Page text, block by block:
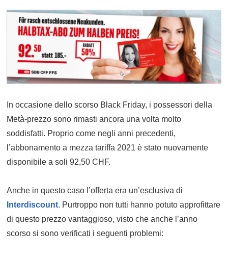
In occasione dello scorso Black Friday, i possessori della
Metà-prezzo sono rimasti ancora una volta molto
soddisfatti. Proprio come negli anni precedenti,
l’abbonamento a mezza tariffa 2021 è stato nuovamente
disponibile a soli 92,50 CHF.
Anche in questo caso l’offerta era un’esclusiva di
Interdiscount. Purtroppo non tutti hanno potuto approfittare
di questo prezzo vantaggioso, visto che anche l’anno
scorso si sono verificati i seguenti problemi: